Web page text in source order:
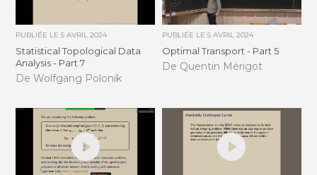
PUBLIÉE LE5 AVRIL 2024
Statistical Topological Data
Analysis - Part 7
De Wolfgang Polonik
PUBLIÉE LE 5 AVRIL 2024
Optimal Transport - Part 5
De Quentin Mérigot